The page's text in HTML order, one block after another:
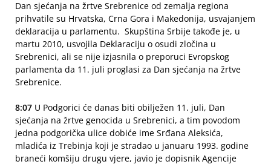
Dan sjećanja na žrtve Srebrenice od zemalja regiona
prihvatile su Hrvatska, Crna Gora i Makedonija, usvajanjem
deklaracija u parlamentu. Skupština Srbije takođe je, u
martu 2010, usvojila Deklaraciju o osudi zločina u
Srebrenici, ali se nije izjasnila o preporuci Evropskog
parlamenta da 11. juli proglasi za Dan sjećanja na žrtve
Srebrenice.
8:07 U Podgorici će danas biti obilježen 11. juli, Dan
sjećanja na žrtve genocida u Srebrenici, a tim povodom
jedna podgorička ulice dobiće ime Srđana Aleksića,
mladića iz Trebinja koji je stradao u januaru 1993. godine
braneći komšiju drugu vjere, javio je dopisnik Agencije